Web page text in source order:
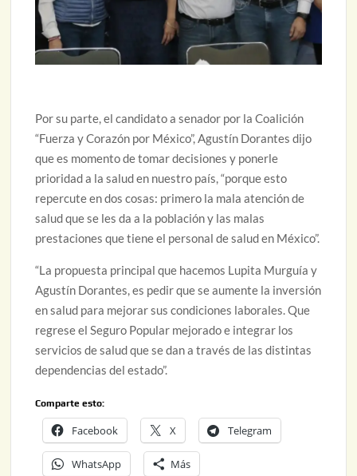
Por su parte, el candidato a senador por la Coalición
“Fuerza y Corazón por México”, Agustín Dorantes dijo
que es momento de tomar decisiones y ponerle
prioridad a la salud en nuestro país, “porque esto
repercute en dos cosas: primero la mala atención de
salud que se les da a la población y las malas
prestaciones que tiene el personal de salud en México”.
“La propuesta principal que hacemos Lupita Murguía y
Agustín Dorantes, es pedir que se aumente la inversión
en salud para mejorar sus condiciones laborales. Que
regrese el Seguro Popular mejorado e integrar los
servicios de salud que se dan a través de las distintas
dependencias del estado”.
Comparte esto:
Facebook X Telegram
WhatsApp Más